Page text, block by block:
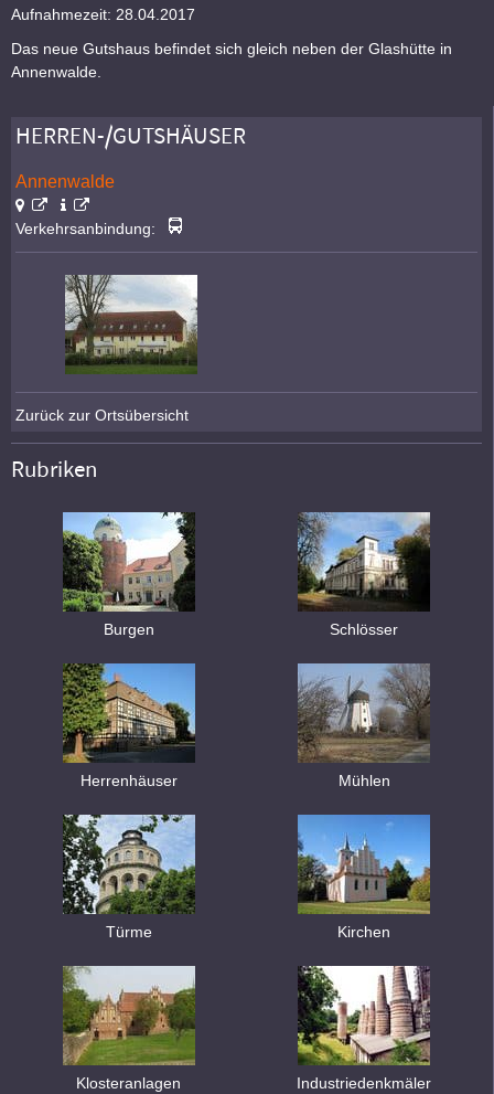
Aufnahmezeit: 28.04.2017
Das neue Gutshaus befindet sich gleich neben der Glashütte in
Annenwalde.
HERREN-/GUTSHÄUSER
Annenwalde
Verkehrsanbindung:
Zurück zur Ortsübersicht
Rubriken
Burgen Schlösser
Herrenhäuser Mühlen
Türme Kirchen
Klosteranlagen Industriedenkmäler